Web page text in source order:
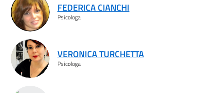
FEDERICA CIANCHI
Psicologa
VERONICA TURCHETTA
Psicologa